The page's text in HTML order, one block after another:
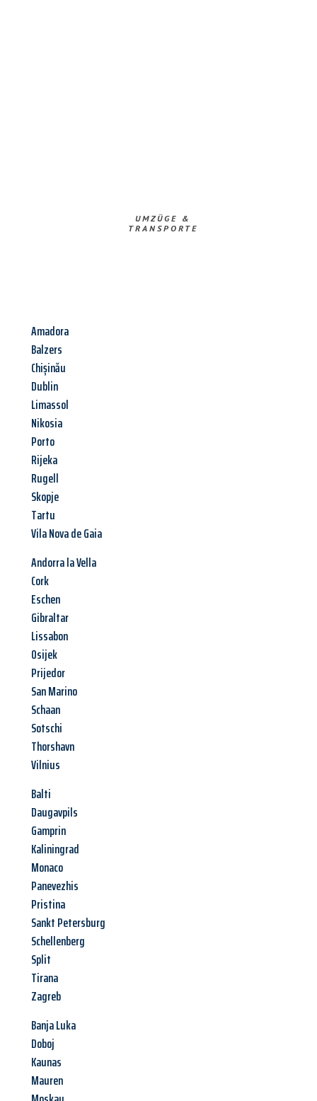
UMZÜGE &
TRANSPORTE
Amadora
Balzers
Chișinău
Dublin
Limassol
Nikosia
Porto
Rijeka
Rugell
Skopje
Tartu
Vila Nova de Gaia
Andorra la Vella
Cork
Eschen
Gibraltar
Lissabon
Osijek
Prijedor
San Marino
Schaan
Sotschi
Thorshavn
Vilnius
Balti
Daugavpils
Gamprin
Kaliningrad
Monaco
Panevezhis
Pristina
Sankt Petersburg
Schellenberg
Split
Tirana
Zagreb
Banja Luka
Doboj
Kaunas
Mauren